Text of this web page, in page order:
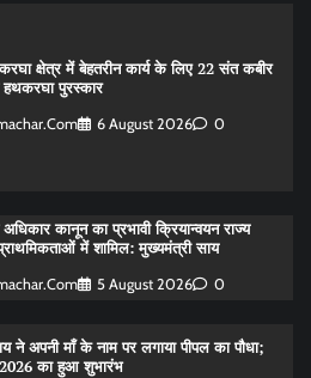
क्षेत्र में बेहतरीन कार्य के लिए 22 संत कबीर
हथकरघा पुरस्कार
6 August 2026 0
कानून का प्रभावी क्रियान्वयन राज्य
में शामिल: मुख्यमंत्री साय
5 August 2026 0
ने अपनी माँ के नाम पर लगाया पीपल का पौधा;
का हुआ शुभारंभ